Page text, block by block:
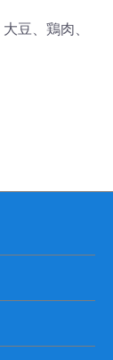
豆、鶏肉、